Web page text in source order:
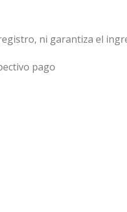
ni garantiza el
pago